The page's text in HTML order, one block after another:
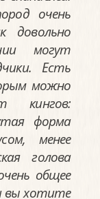
очень
довольно
могут
Есть
можно
кингов:
форма
менее
голова
общее
вы хотите